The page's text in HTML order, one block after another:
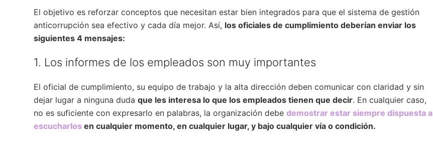
El objetivo es reforzar conceptos que necesitan estar bien integrados para que el sistema de gestión
anticorrupción sea efectivo y cada día mejor. Así, los oficiales de cumplimiento deberían enviar los
siguientes 4 mensajes:
1. Los informes de los empleados son muy importantes
El oficial de cumplimiento, su equipo de trabajo y la alta dirección deben comunicar con claridad y sin
dejar lugar a ninguna dudaque les interesa lo que los empleados tienen que decir. En cualquier caso,
no es suficiente con expresarlo en palabras, la organización debedemostrar estar siempre dispuesta a
escucharlos en cualquier momento, en cualquier lugar, y bajo cualquier vía o condición.